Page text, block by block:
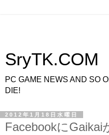
SryTK.COM
PC GAME NEWS AND SO
DIE!
2012年1月18日水曜日
FacebookにGaikai